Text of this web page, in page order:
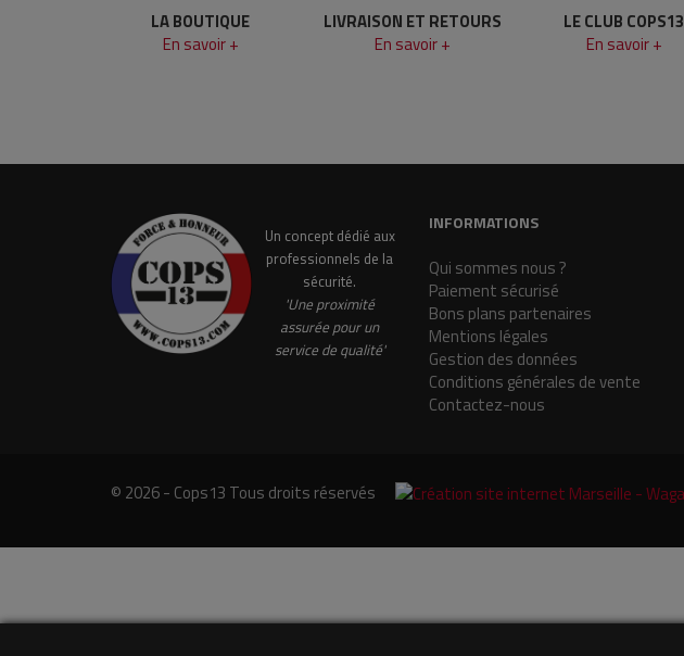
LA BOUTIQUE
En savoir +
LIVRAISON ET RETOURS
En savoir +
LE CLUB COPS13
En savoir +
Un concept dédié aux
professionnels de la
sécurité.
'Une proximité
assurée pour un
service de qualité'
INFORMATIONS
Qui sommes nous ?
Paiement sécurisé
Bons plans partenaires
Mentions légales
Gestion des données
Conditions générales de vente
Contactez-nous
© 2026 - Cops13 Tous droits réservés